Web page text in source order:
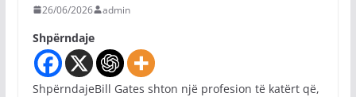
26/06/2026 admin
Shpërndaje
ShpërndajeBill Gates shton një profesion të katërt që,